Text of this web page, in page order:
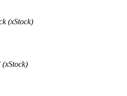
(xStock)
(xStock)